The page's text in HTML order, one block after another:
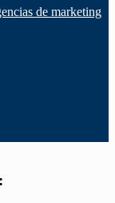
de marketing